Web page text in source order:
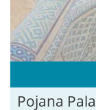
Pojana